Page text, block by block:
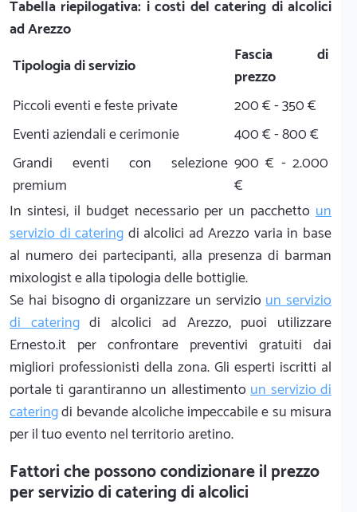
Tabella riepilogativa: i costi del catering di alcolici
ad Arezzo
Tipologia di servizio
Fascia di
prezzo
Piccoli eventi e feste private
200 € - 350 €
Eventi aziendali e cerimonie
400 € - 800 €
Grandi eventi con selezione
premium
900 € - 2.000
€
In sintesi, il budget necessario per un pacchetto un
servizio di catering di alcolici ad Arezzo varia in base
al numero dei partecipanti, alla presenza di barman
mixologist e alla tipologia delle bottiglie.
Se hai bisogno di organizzare un servizioun servizio
di cateringdi alcolici ad Arezzo, puoi utilizzare
Ernesto.it per confrontare preventivi gratuiti dai
migliori professionisti della zona. Gli esperti iscritti al
portale ti garantiranno un allestimentoun servizio di
cateringdi bevande alcoliche impeccabile e su misura
per il tuo evento nel territorio aretino.
Fattori che possono condizionare il prezzo
per servizio di catering di alcolici